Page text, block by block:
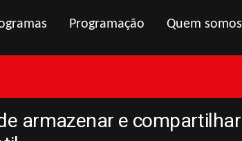
Programação Quem somos
armazenar e compartilhar